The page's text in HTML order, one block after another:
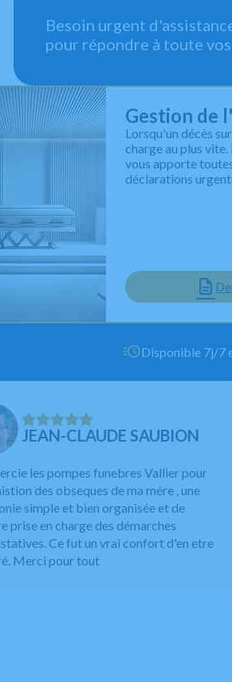
Besoin urgent
pour répondre à toute
Gestion de
Lorsqu'un décès
charge au plus
vous apporte
déclarations
Disponible 7j/7
JEAN-CLAUDE SAUBION
les pompes funebres Vallier pour
des obseques de ma mére , une
simple et bien organisée et de
prise en charge des démarches
Ce fut un vrai confort d'en etre
Merci pour tout